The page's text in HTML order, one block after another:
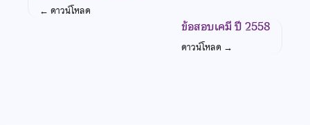
← ดาวน์โหลด
ข้อสอบเคมี ปี 2558
ดาวน์โหลด →